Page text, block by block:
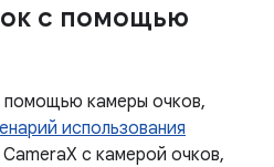
с помощью
камеры очков,
использования
с камерой очков,